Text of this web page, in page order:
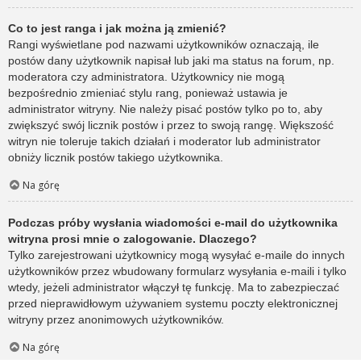
Co to jest ranga i jak można ją zmienić?
Rangi wyświetlane pod nazwami użytkowników oznaczają, ile
postów dany użytkownik napisał lub jaki ma status na forum, np.
moderatora czy administratora. Użytkownicy nie mogą
bezpośrednio zmieniać stylu rang, ponieważ ustawia je
administrator witryny. Nie należy pisać postów tylko po to, aby
zwiększyć swój licznik postów i przez to swoją rangę. Większość
witryn nie toleruje takich działań i moderator lub administrator
obniży licznik postów takiego użytkownika.
Na górę
Podczas próby wysłania wiadomości e-mail do użytkownika
witryna prosi mnie o zalogowanie. Dlaczego?
Tylko zarejestrowani użytkownicy mogą wysyłać e-maile do innych
użytkowników przez wbudowany formularz wysyłania e-maili i tylko
wtedy, jeżeli administrator włączył tę funkcję. Ma to zabezpieczać
przed nieprawidłowym używaniem systemu poczty elektronicznej
witryny przez anonimowych użytkowników.
Na górę